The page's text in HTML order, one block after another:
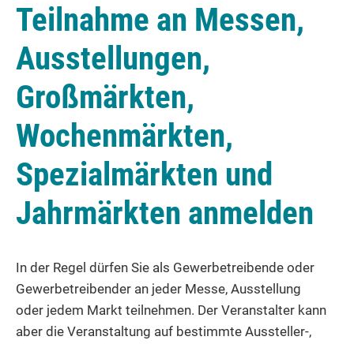
Teilnahme an Messen,
Ausstellungen,
Großmärkten,
Wochenmärkten,
Spezialmärkten und
Jahrmärkten anmelden
In der Regel dürfen Sie als Gewerbetreibende oder
Gewerbetreibender an jeder Messe, Ausstellung
oder jedem Markt teilnehmen. Der Veranstalter kann
aber die Veranstaltung auf bestimmte Aussteller-,